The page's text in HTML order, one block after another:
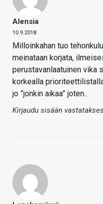
Alensia
10.9.2018
Milloinkahan tuo
meinataan korjata,
perustavanlaatuinen vika
korkealla
jo ”jonkin aikaa” joten..
Kirjaudu sisään